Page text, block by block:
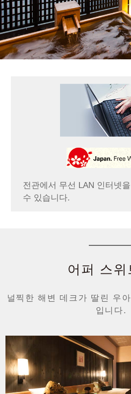
전관에서 무선 LAN 인터넷
수 있습니다.
어퍼 스위
널찍한 해변 데크가 딸린 우
입니다.